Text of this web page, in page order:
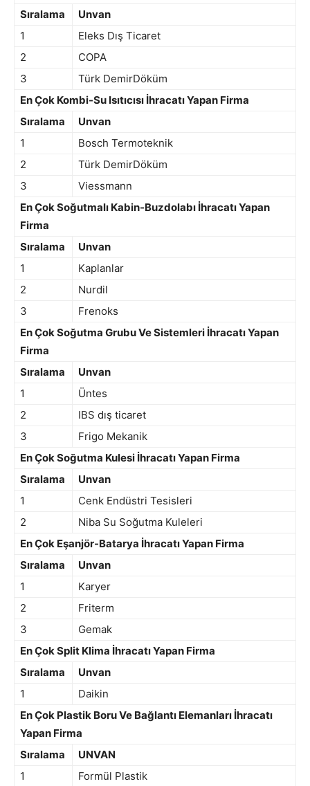
Sıralama
Unvan
1
Eleks Dış Ticaret
2
COPA
3
Türk DemirDöküm
En Çok Kombi-Su Isıtıcısı İhracatı Yapan Firma
Sıralama
Unvan
1
Bosch Termoteknik
2
Türk DemirDöküm
3
Viessmann
En Çok Soğutmalı Kabin-Buzdolabı İhracatı Yapan
Firma
Sıralama
Unvan
1
Kaplanlar
2
Nurdil
3
Frenoks
En Çok Soğutma Grubu Ve Sistemleri İhracatı Yapan
Firma
Sıralama
Unvan
1
Üntes
2
IBS dış ticaret
3
Frigo Mekanik
En Çok Soğutma Kulesi İhracatı Yapan Firma
Sıralama
Unvan
1
Cenk Endüstri Tesisleri
2
Niba Su Soğutma Kuleleri
En Çok Eşanjör-Batarya İhracatı Yapan Firma
Sıralama
Unvan
1
Karyer
2
Friterm
3
Gemak
En Çok Split Klima İhracatı Yapan Firma
Sıralama
Unvan
1
Daikin
En Çok Plastik Boru Ve Bağlantı Elemanları İhracatı
Yapan Firma
Sıralama
UNVAN
1
Formül Plastik